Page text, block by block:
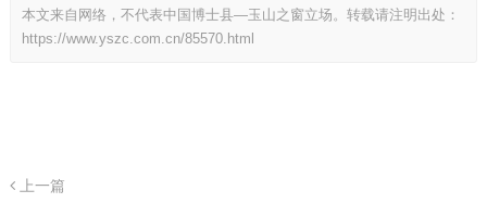
本文来自网络，不代表中国博士县—玉山之窗立场。转载请注明出处：
https://www.yszc.com.cn/85570.html
上一篇